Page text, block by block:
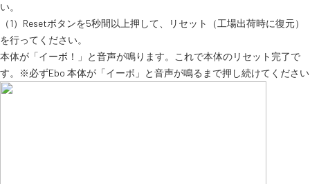
サポート・Q&A / 法人・学生のお客様
取扱店舗一覧
い。
（1）Resetボタンを5秒間以上押して、リセット（工場出荷時に復元）
を行ってください。
本体が「イーボ！」と音声が鳴ります。これで本体のリセット完了で
す。※必ずEbo 本体が「イーボ」と音声が鳴るまで押し続けてください